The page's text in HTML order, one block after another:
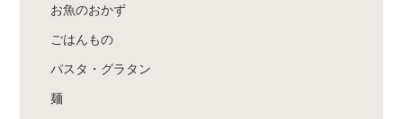
お魚のおかず
ごはんもの
パスタ・グラタン
麺